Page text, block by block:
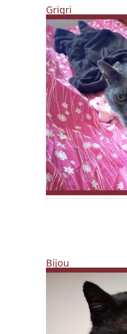
Grigri
Bijou